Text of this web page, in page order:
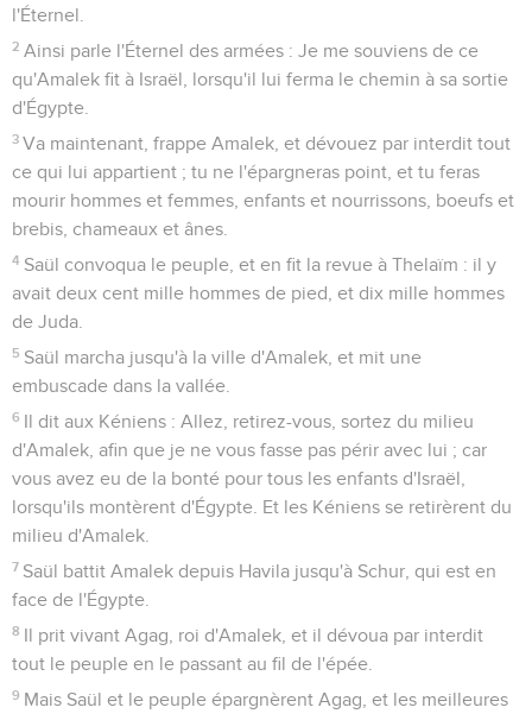
l'Éternel.
2 Ainsi parle l'Éternel des armées : Je me souviens de ce
qu'Amalek fit à Israël, lorsqu'il lui ferma le chemin à sa sortie
d'Égypte.
3 Va maintenant, frappe Amalek, et dévouez par interdit tout
ce qui lui appartient ; tu ne l'épargneras point, et tu feras
mourir hommes et femmes, enfants et nourrissons, boeufs et
brebis, chameaux et ânes.
4 Saül convoqua le peuple, et en fit la revue à Thelaïm : il y
avait deux cent mille hommes de pied, et dix mille hommes
de Juda.
5 Saül marcha jusqu'à la ville d'Amalek, et mit une
embuscade dans la vallée.
6 Il dit aux Kéniens : Allez, retirez-vous, sortez du milieu
d'Amalek, afin que je ne vous fasse pas périr avec lui ; car
vous avez eu de la bonté pour tous les enfants d'Israël,
lorsqu'ils montèrent d'Égypte. Et les Kéniens se retirèrent du
milieu d'Amalek.
7 Saül battit Amalek depuis Havila jusqu'à Schur, qui est en
face de l'Égypte.
8 Il prit vivant Agag, roi d'Amalek, et il dévoua par interdit
tout le peuple en le passant au fil de l'épée.
9 Mais Saül et le peuple épargnèrent Agag, et les meilleures